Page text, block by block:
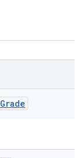
Grade